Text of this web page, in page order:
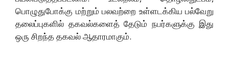
பொழுதுபோக்கு மற்றும் பலவற்றை உள்ளடக்கிய பல்வேறு
தலைப்புகளில் தகவல்களைத் தேடும் நபர்களுக்கு இது
ஒரு சிறந்த தகவல் ஆதாரமாகும்.